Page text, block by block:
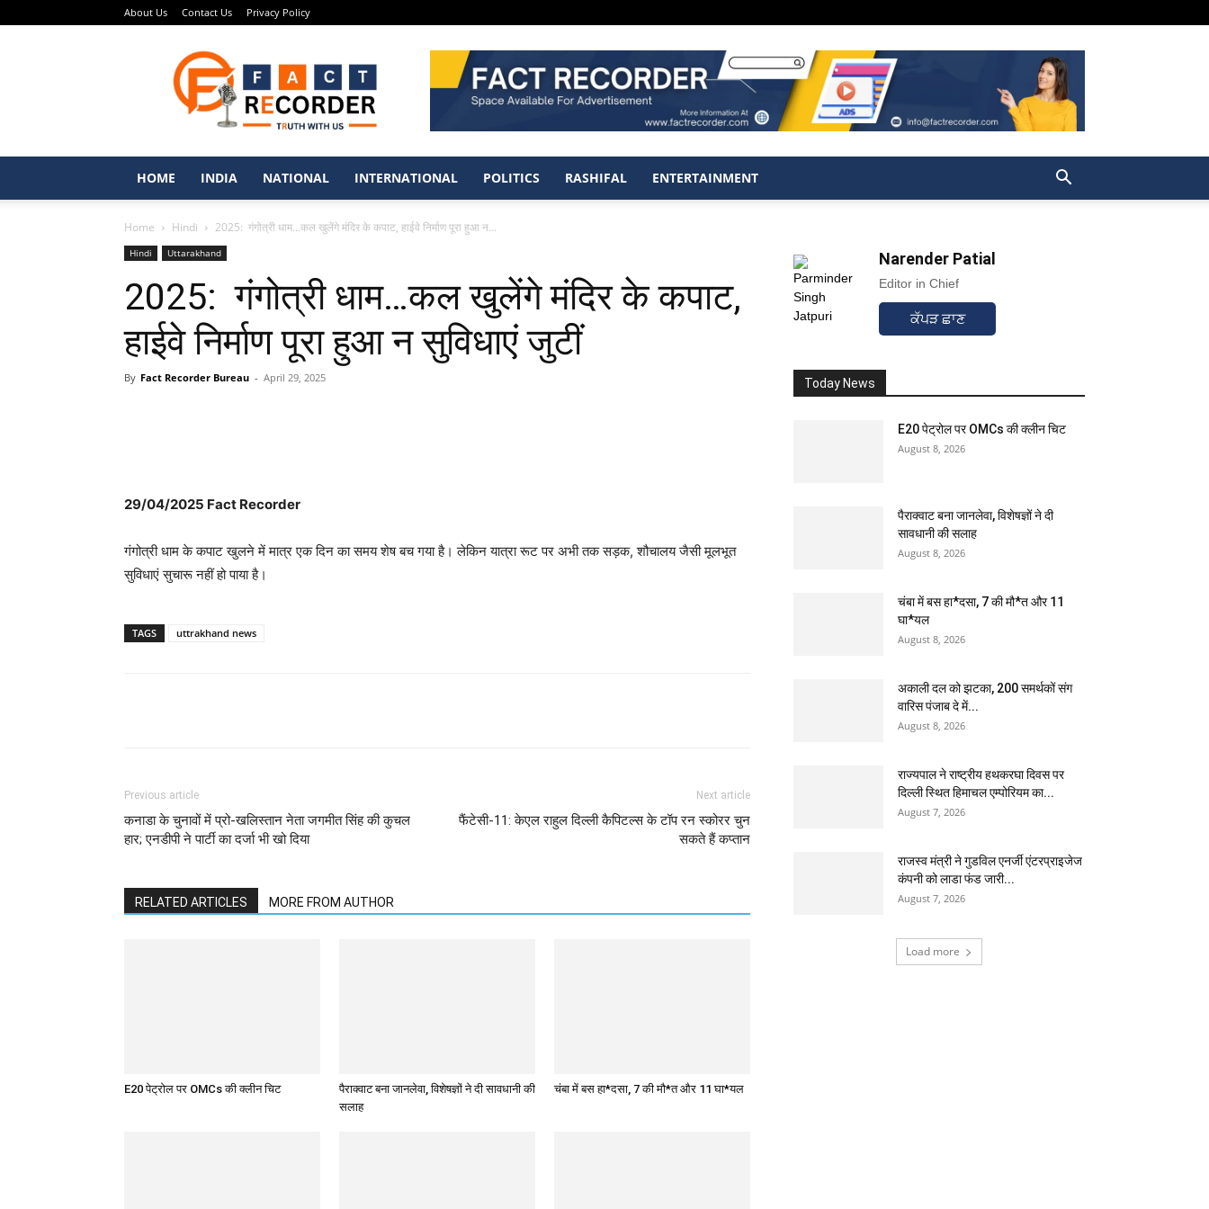
About Us Contact Us Privacy Policy
Recorder
–
Punjabi
News
Portal
HOME
INDIA NATIONAL INTERNATIONAL POLITICS RASHIFAL ENTERTAINMENT
Home Hindi 2025: गंगोत्री धाम…कल खुलेंगे मंदिर के कपाट, हाईवे निर्माण पूरा हुआ न...
Hindi Uttarakhand
2025: गंगोत्री धाम…कल खुलेंगे मंदिर के कपाट,
हाईवे निर्माण पूरा हुआ न सुविधाएं जुटीं
By Fact Recorder Bureau - April 29, 2025
29/04/2025 Fact Recorder
गंगोत्री धाम के कपाट खुलने में मात्र एक दिन का समय शेष बच गया है। लेकिन यात्रा रूट पर अभी तक सड़क, शौचालय जैसी मूलभूत
सुविधाएं सुचारू नहीं हो पाया है।
TAGS uttrakhand news
Previous article
कनाडा के चुनावों में प्रो-खलिस्तान नेता जगमीत सिंह की कुचल
हार; एनडीपी ने पार्टी का दर्जा भी खो दिया
Next article
फैंटेसी-11: केएल राहुल दिल्ली कैपिटल्स के टॉप रन स्कोरर चुन
सकते हैं कप्तान
RELATED ARTICLES MORE FROM AUTHOR
E20 पेट्रोल पर OMCs की क्लीन चिट
पैराक्वाट बना जानलेवा, विशेषज्ञों ने दी सावधानी की
सलाह
चंबा में बस हा*दसा, 7 की मौ*त और 11 घा*यल
Narender Patial
Editor in Chief
ਕੱਪੜ ਛਾਣ
Today News
E20 पेट्रोल पर OMCs की क्लीन चिट
August 8, 2026
पैराक्वाट बना जानलेवा, विशेषज्ञों ने दी
सावधानी की सलाह
August 8, 2026
चंबा में बस हा*दसा, 7 की मौ*त और 11
घा*यल
August 8, 2026
अकाली दल को झटका, 200 समर्थकों संग
वारिस पंजाब दे में...
August 8, 2026
राज्यपाल ने राष्ट्रीय हथकरघा दिवस पर
दिल्ली स्थित हिमाचल एम्पोरियम का...
August 7, 2026
राजस्व मंत्री ने गुडविल एनर्जी एंटरप्राइजेज
कंपनी को लाडा फंड जारी...
August 7, 2026
Load more